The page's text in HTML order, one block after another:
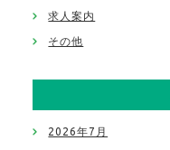
求人案内
その他
2026年7月